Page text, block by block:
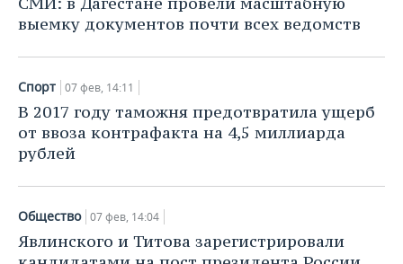
выемку документов почти всех ведомств
Спорт 07 фев, 14:11
В 2017 году таможня предотвратила ущерб
от ввоза контрафакта на 4,5 миллиарда
рублей
Общество 07 фев, 14:04
Явлинского и Титова зарегистрировали